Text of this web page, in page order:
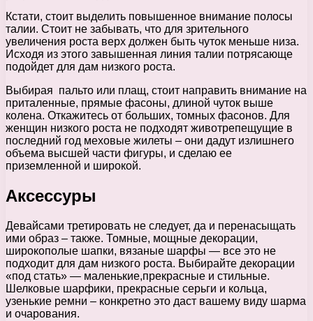
Кстати, стоит выделить повышенное внимание полосы
талии. Стоит не забывать, что для зрительного
увеличения роста верх должен быть чуток меньше низа.
Исходя из этого завышенная линия талии потрясающе
подойдет для дам низкого роста.
Выбирая пальто или плащ, стоит направить внимание на
приталенные, прямые фасоны, длиной чуток выше
колена. Откажитесь от больших, томных фасонов. Для
женщин низкого роста не подходят животрепещущие в
последний год меховые жилеты – они дадут излишнего
объема высшей части фигуры, и сделаю ее
приземленной и широкой.
Аксессуры
Девайсами третировать не следует, да и перенасыщать
ими образ – также. Томные, мощные декорации,
широкополые шапки, вязаные шарфы — все это не
подходит для дам низкого роста. Выбирайте декорации
«под стать» — маленькие,прекрасные и стильные.
Шелковые шарфики, прекрасные серьги и кольца,
узенькие ремни – конкретно это даст вашему виду шарма
и очарования.